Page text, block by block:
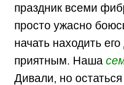
праздник всеми
просто ужасно
начать находить
приятным. Наша
Дивали, но